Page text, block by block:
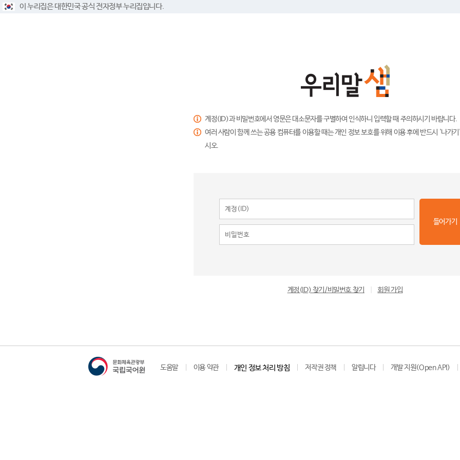
이 누리집은 대한민국 공식 전자정부 누리집입니다.
계정(ID)과 비밀번호에서 영문은 대소문자를 구별하여 인식하니 입력할 때 주의하시기 바랍니다.
여러 사람이 함께 쓰는 공용 컴퓨터를 이용할 때는 개인 정보 보호를 위해 이용 후에 반드시 '나가
시오.
들어가기
계정(ID) 찾기/비밀번호 찾기 회원 가입
도움말 이용 약관 개인 정보 처리 방침 저작권 정책 알립니다 개발 지원(Open API)